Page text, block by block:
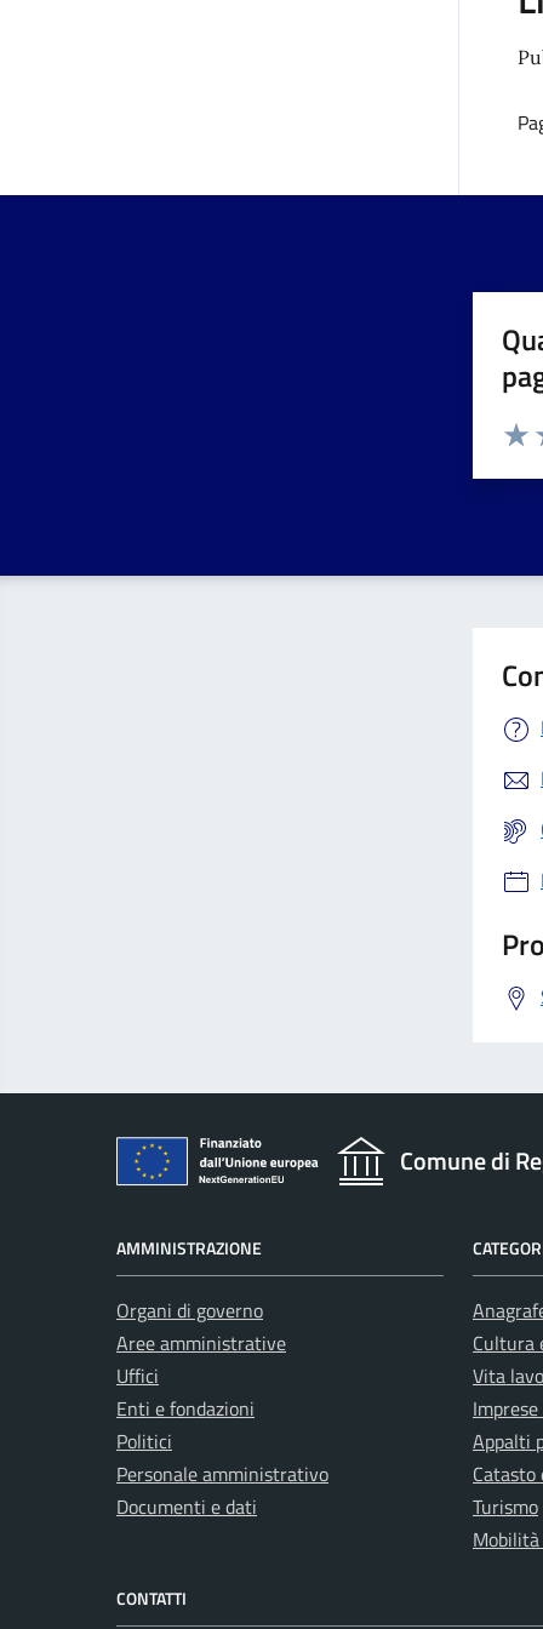
Comune di
AMMINISTRAZIONE
Organi di governo
Aree amministrative
Uffici
Enti e fondazioni
Politici
Personale amministrativo
Documenti e dati
Cultura
Vita
Appalti
Turismo
CONTATTI